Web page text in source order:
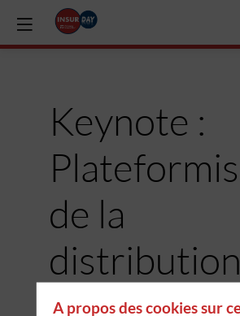
Keynote :
de la
distribution
A propos des cookies sur